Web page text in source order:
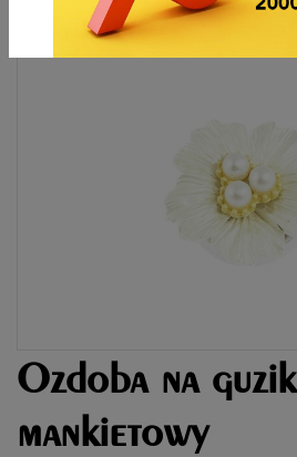
Ozdoba na guzik
mankietowy